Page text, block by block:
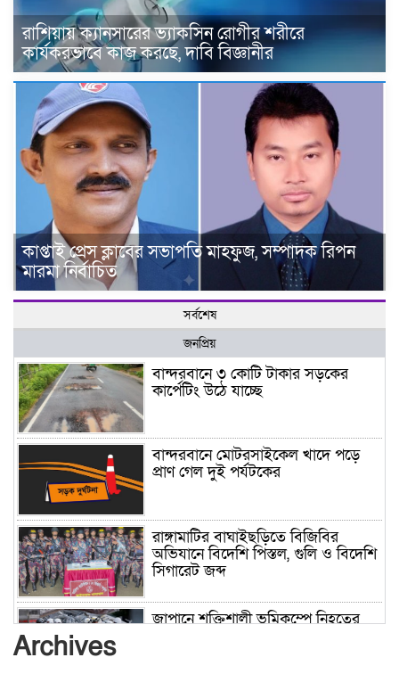
রাশিয়ায় ক্যানসারের ভ্যাকসিন রোগীর শরীরে
কার্যকরভাবে কাজ করছে, দাবি বিজ্ঞানীর
কাপ্তাই প্রেস ক্লাবের সভাপতি মাহফুজ, সম্পাদক রিপন
মারমা নির্বাচিত
সর্বশেষ
জনপ্রিয়
বান্দরবানে ৩ কোটি টাকার সড়কের
কার্পেটিং উঠে যাচ্ছে
বান্দরবানে মোটরসাইকেল খাদে পড়ে
প্রাণ গেল দুই পর্যটকের
রাঙ্গামাটির বাঘাইছড়িতে বিজিবির
অভিযানে বিদেশি পিস্তল, গুলি ও বিদেশি
সিগারেট জব্দ
জাপানে শক্তিশালী ভূমিকম্পে নিহতের
Archives